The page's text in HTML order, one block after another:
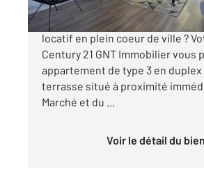
Vous êtes à la recherche d'un
locatif en plein coeur de ville ?
Century 21 GNT Immobilier vous
appartement de type 3 en duplex
terrasse situé à proximité
Marché et du ...
Voir le détail du bien